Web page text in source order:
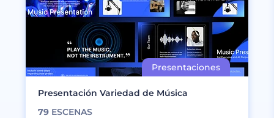
Presentación Variedad de Música
79 ESCENAS